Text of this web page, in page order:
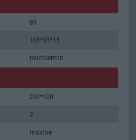
89
108*53*13
touchscreen
240*400
3
resistive